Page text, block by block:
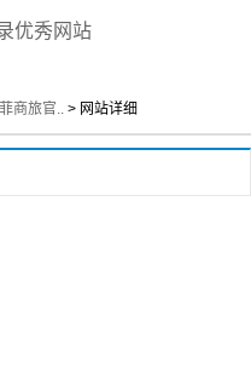
优秀网站
商旅官.. > 网站详细